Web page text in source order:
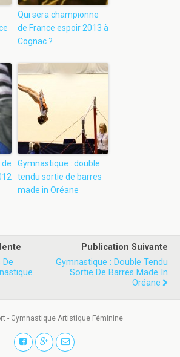
Qui sera championne
de France espoir 2013 à
Cognac ?
Gymnastique : double
tendu sortie de barres
made in Oréane
De
Publication Suivante
Gymnastique : Double Tendu
Sortie De Barres Made In
Oréane
- Gymnastique Artistique Féminine